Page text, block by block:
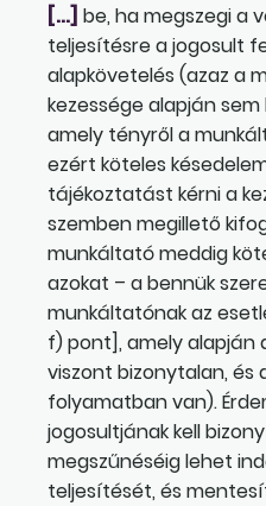
[…] be, ha megszegi a
teljesítésre a jogosult
alapkövetelés (azaz a
kezessége alapján
amely tényről a
ezért köteles
tájékoztatást kérni a
szemben megillető
munkáltató meddig
azokat – a bennük
munkáltatónak az
f) pont], amely alapján
viszont bizonytalan, és
folyamatban van).
jogosultjának kell
megszűnéséig lehet
teljesítését, és